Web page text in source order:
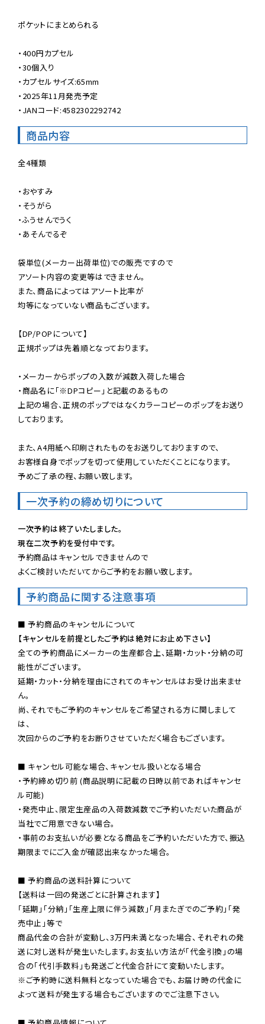
ポケットにまとめられる
・400円カプセル
・30個入り
・カプセルサイズ:65mm
・2025年11月発売予定
・JANコード:4582302292742
商品内容
全4種類
・おやすみ
・そうがら
・ふうせんでうく
・あそんでるぞ
袋単位(メーカー出荷単位)での販売ですので
アソート内容の変更等はできません。
また、商品によってはアソート比率が
均等になっていない商品もございます。
【DP/POPについて】
正規ポップは先着順となっております。
・メーカーからポップの入数が減数入荷した場合
・商品名に「※DPコピー」と記載のあるもの
上記の場合、正規のポップではなくカラーコピーのポップをお送り
しております。
また、A4用紙へ印刷されたものをお送りしておりますので、
お客様自身でポップを切って使用していただくことになります。
予めご了承の程、お願い致します。
一次予約の締め切りについて
一次予約は終了いたしました。
現在二次予約を受付中です。
予約商品はキャンセルできませんので
よくご検討いただいてからご予約をお願い致します。
予約商品に関する注意事項
【キャンセルを前提としたご予約は絶対にお止め下さい】
全ての予約商品にメーカーの生産都合上、延期・カット・分納の可
能性がございます。
延期・カット・分納を理由にされてのキャンセルはお受け出来ませ
ん。
尚、それでもご予約のキャンセルをご希望される方に関しまして
は、
次回からのご予約をお断りさせていただく場合もございます。
■ キャンセル可能な場合、キャンセル扱いとなる場合
・予約締め切り前 (商品説明に記載の日時以前であればキャンセ
ル可能)
・発売中止、限定生産品の入荷数減数でご予約いただいた商品が
当社でご用意できない場合。
・事前のお支払いが必要となる商品をご予約いただいた方で、振込
期限までにご入金が確認出来なかった場合。
■ 予約商品の送料計算について
【送料は一回の発送ごとに計算されます】
「延期」「分納」「生産上限に伴う減数」「月またぎでのご予約」「発
売中止」等で
商品代金の合計が変動し、3万円未満となった場合、それぞれの発
送に対し送料が発生いたします。お支払い方法が「代金引換」の場
※ご予約時に送料無料となっていた場合でも、お届け時の代金に
よって送料が発生する場合もございますのでご注意下さい。